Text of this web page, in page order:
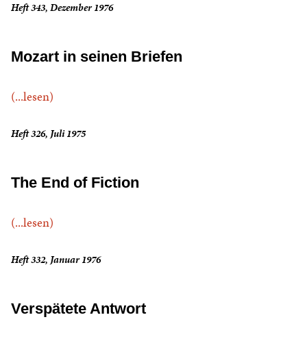
Heft 343, Dezember 1976
Mozart in seinen Briefen
(...lesen)
Heft 326, Juli 1975
The End of Fiction
(...lesen)
Heft 332, Januar 1976
Verspätete Antwort